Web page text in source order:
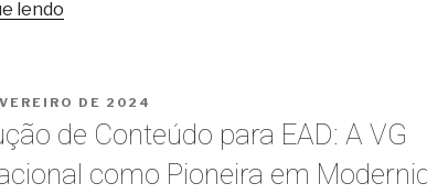
lendo
IAs
para
DE 2024
de Conteúdo para EAD: A VG
como Pioneira em